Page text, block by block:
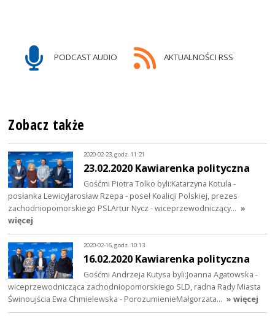
PODCAST AUDIO AKTUALNOŚCI RSS
Zobacz także
2020-02-23, godz. 11:21
23.02.2020 Kawiarenka polityczna
Gośćmi Piotra Tolko byli:Katarzyna Kotula -
posłanka LewicyJarosław Rzepa - poseł Koalicji Polskiej, prezes
zachodniopomorskiego PSLArtur Nycz - wiceprzewodniczący… »
więcej
2020-02-16, godz. 10:13
16.02.2020 Kawiarenka polityczna
Gośćmi Andrzeja Kutysa byli:Joanna Agatowska -
wiceprzewodnicząca zachodniopomorskiego SLD, radna Rady Miasta
Świnoujścia Ewa Chmielewska - PorozumienieMałgorzata… » więcej